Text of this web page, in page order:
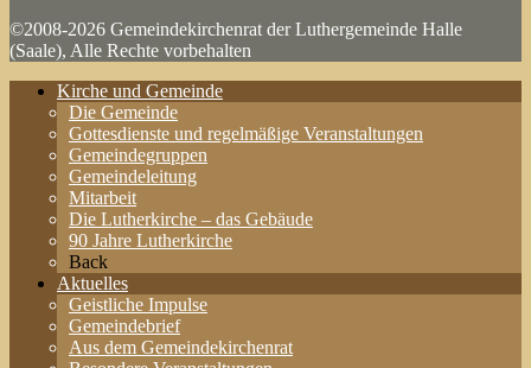
©2008-2026 Gemeindekirchenrat der Luthergemeinde Halle
(Saale), Alle Rechte vorbehalten
Kirche und Gemeinde
Die Gemeinde
Gottesdienste und regelmäßige Veranstaltungen
Gemeindegruppen
Gemeindeleitung
Mitarbeit
Die Lutherkirche – das Gebäude
90 Jahre Lutherkirche
Back
Aktuelles
Geistliche Impulse
Gemeindebrief
Aus dem Gemeindekirchenrat